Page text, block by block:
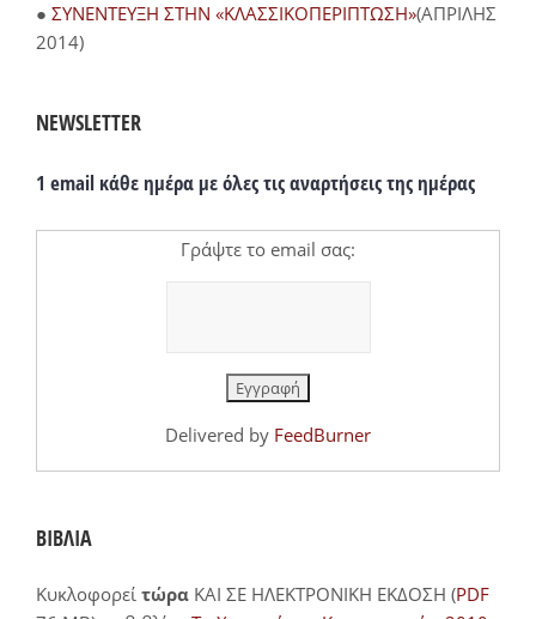
● ΣΥΝΕΝΤΕΥΞΗ ΣΤΗΝ «ΚΛΑΣΣΙΚΟΠΕΡΙΠΤΩΣΗ»(ΑΠΡΙΛΗΣ
2014)
NEWSLETTER
1 email κάθε ημέρα με όλες τις αναρτήσεις της ημέρας
Γράψτε το email σας:
Delivered by FeedBurner
ΒΙΒΛΙΑ
Κυκλοφορεί τώρα ΚΑΙ ΣΕ ΗΛΕΚΤΡΟΝΙΚΗ ΕΚΔΟΣΗ (PDF